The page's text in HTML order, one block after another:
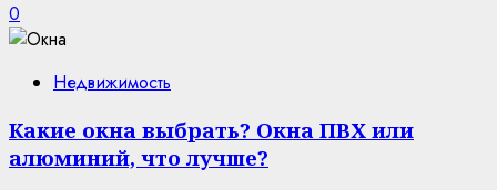
0
Недвижимость
Какие окна выбрать? Окна ПВХ или
алюминий, что лучше?